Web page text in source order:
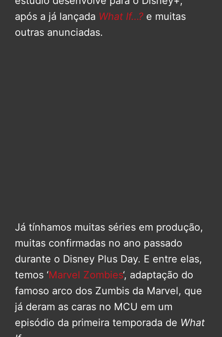
após a já lançada What If…? e muitas
outras anunciadas.
Já tínhamos muitas séries em produção,
muitas confirmadas no ano passado
durante o Disney Plus Day. E entre elas,
temos ‘Marvel Zombies‘, adaptação do
famoso arco dos Zumbis da Marvel, que
já deram as caras no MCU em um
episódio da primeira temporada de What